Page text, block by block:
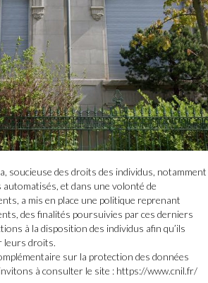
soucieuse des droits des individus, notamment
et dans une volonté de
a mis en place une politique reprenant
des finalités poursuivies par ces derniers
à la disposition des individus afin qu’ils
leurs droits.
sur la protection des données
à consulter le site : https://www.cnil.fr/